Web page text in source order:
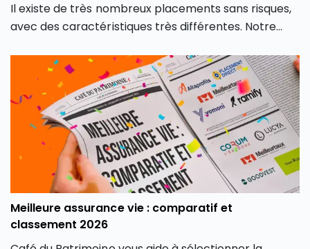
Il existe de très nombreux placements sans risques,
avec des caractéristiques très différentes. Notre
sans risque le plus adapté à votre projet.
Meilleure assurance vie : comparatif et
classement 2026